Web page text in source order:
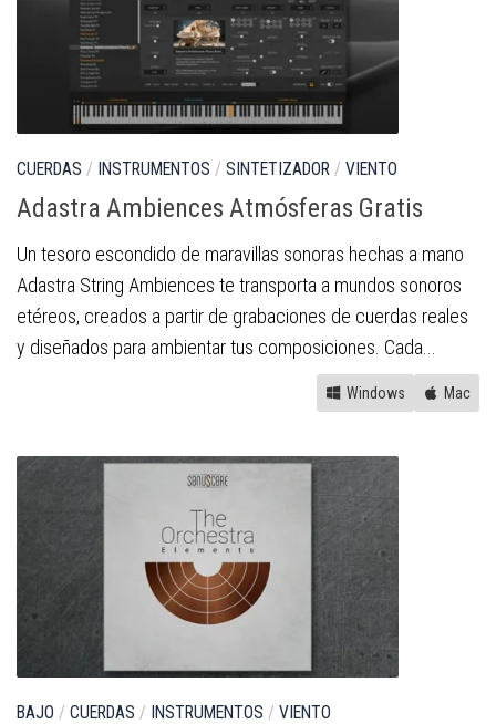
CUERDAS / INSTRUMENTOS / SINTETIZADOR / VIENTO
Adastra Ambiences Atmósferas Gratis
Un tesoro escondido de maravillas sonoras hechas a mano
Adastra String Ambiences te transporta a mundos sonoros
etéreos, creados a partir de grabaciones de cuerdas reales
y diseñados para ambientar tus composiciones. Cada...
Windows Mac
BAJO / CUERDAS / INSTRUMENTOS / VIENTO